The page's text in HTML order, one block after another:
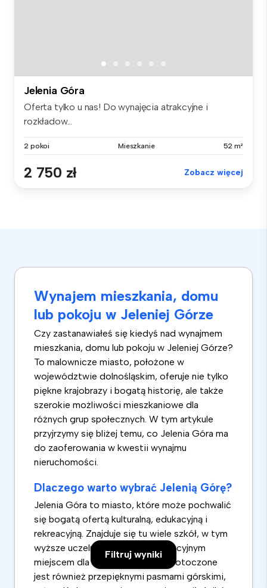
Filtruj wyniki
Jelenia Góra
Oferta tylko u nas! Do wynajęcia atrakcyjne i
rozkładow...
2 pokoi Mieszkanie 52 m²
2 750 zł Zobacz więcej
Wynajem mieszkania, domu
lub pokoju w Jeleniej Górze
Czy zastanawiałeś się kiedyś nad wynajmem
mieszkania, domu lub pokoju w Jeleniej Górze?
To malownicze miasto, położone w
województwie dolnośląskim, oferuje nie tylko
piękne krajobrazy i bogatą historię, ale także
szerokie możliwości mieszkaniowe dla
różnych grup społecznych. W tym artykule
przyjrzymy się bliżej temu, co Jelenia Góra ma
do zaoferowania w kwestii wynajmu
nieruchomości.
Dlaczego warto wybrać Jelenią Górę?
Jelenia Góra to miasto, które może pochwalić
się bogatą ofertą kulturalną, edukacyjną i
rekreacyjną. Znajduje się tu wiele szkół, w tym
wyższe uczelnie, co czyni je atrakcyjnym
miejscem dla studentów. Miasto otoczone
jest również przepięknymi pasmami górskimi,